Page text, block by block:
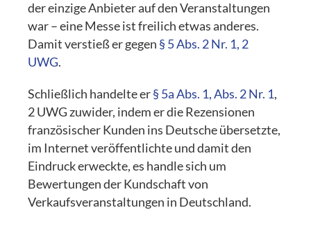
der einzige Anbieter auf den Veranstaltungen
war – eine Messe ist freilich etwas anderes.
Damit verstieß er gegen § 5 Abs. 2 Nr. 1, 2
UWG.
Schließlich handelte er§ 5a Abs. 1, Abs. 2 Nr. 1,
2 UWG zuwider, indem er die Rezensionen
französischer Kunden ins Deutsche übersetzte,
im Internet veröffentlichte und damit den
Eindruck erweckte, es handle sich um
Bewertungen der Kundschaft von
Verkaufsveranstaltungen in Deutschland.